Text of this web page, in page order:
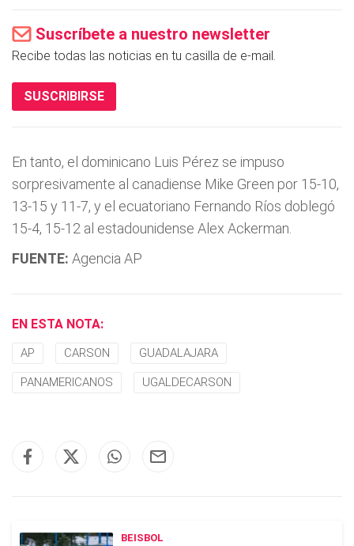
Suscríbete a nuestro newsletter
Recibe todas las noticias en tu casilla de e-mail.
SUSCRIBIRSE
En tanto, el dominicano Luis Pérez se impuso
sorpresivamente al canadiense Mike Green por 15-10,
13-15 y 11-7, y el ecuatoriano Fernando Rí­os doblegó
15-4, 15-12 al estadounidense Alex Ackerman.
FUENTE: Agencia AP
EN ESTA NOTA:
AP CARSON GUADALAJARA
PANAMERICANOS UGALDECARSON
BEISBOL